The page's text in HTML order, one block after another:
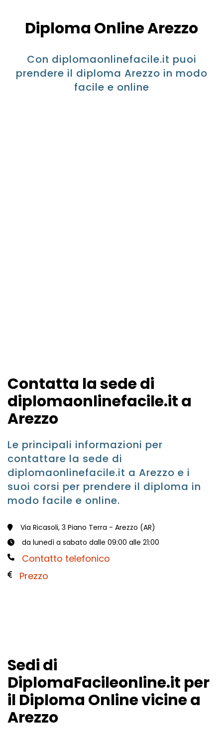
Diploma Online Arezzo
Con diplomaonlinefacile.it puoi
prendere il diploma Arezzo in modo
facile e online
Contatta la sede di
diplomaonlinefacile.it a
Arezzo
Le principali informazioni per
contattare la sede di
diplomaonlinefacile.it a Arezzo e i
suoi corsi per prendere il diploma in
modo facile e online.
Via Ricasoli, 3 Piano Terra - Arezzo (AR)
da lunedì a sabato dalle 09:00 alle 21:00
Contatto telefonico
Prezzo
Sedi di
DiplomaFacileonline.it per
il Diploma Online vicine a
Arezzo